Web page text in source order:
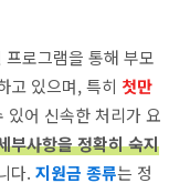
로그램을 통해 부모
고 있으며, 특히 첫만
있어 신속한 처리가 요
부사항을 정확히 숙지
다. 지원금 종류는 정